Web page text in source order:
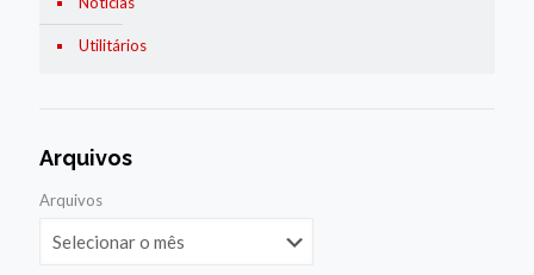
Utilitários
Arquivos
Arquivos